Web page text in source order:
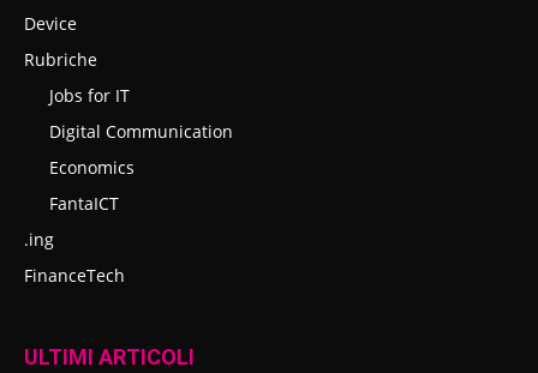
Device
Rubriche
Jobs for IT
Digital Communication
Economics
FantaICT
.ing
FinanceTech
ULTIMI ARTICOLI